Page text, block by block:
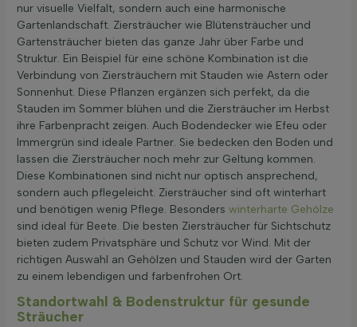
nur visuelle Vielfalt, sondern auch eine harmonische
Gartenlandschaft. Ziersträucher wie Blütensträucher und
Gartensträucher bieten das ganze Jahr über Farbe und
Struktur. Ein Beispiel für eine schöne Kombination ist die
Verbindung von Ziersträuchern mit Stauden wie Astern oder
Sonnenhut. Diese Pflanzen ergänzen sich perfekt, da die
Stauden im Sommer blühen und die Ziersträucher im Herbst
ihre Farbenpracht zeigen. Auch Bodendecker wie Efeu oder
Immergrün sind ideale Partner. Sie bedecken den Boden und
lassen die Ziersträucher noch mehr zur Geltung kommen.
Diese Kombinationen sind nicht nur optisch ansprechend,
sondern auch pflegeleicht. Ziersträucher sind oft winterhart
und benötigen wenig Pflege. Besonders winterharte Gehölze
sind ideal für Beete. Die besten Ziersträucher für Sichtschutz
bieten zudem Privatsphäre und Schutz vor Wind. Mit der
richtigen Auswahl an Gehölzen und Stauden wird der Garten
zu einem lebendigen und farbenfrohen Ort.
Standortwahl & Bodenstruktur für gesunde
Sträucher